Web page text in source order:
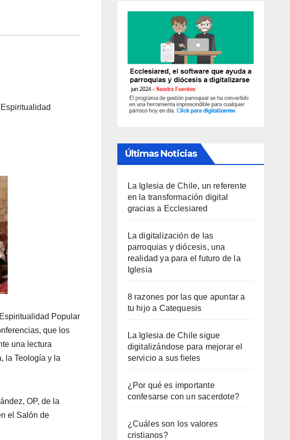
Popular
que los
una lectura
la Teología y la
OP, de la
el Salón de
Últimas Noticias
La Iglesia de Chile, un referente
en la transformación digital
gracias a Ecclesiared
La digitalización de las
parroquias y diócesis, una
realidad ya para el futuro de la
Iglesia
8 razones por las que apuntar a
tu hijo a Catequesis
La Iglesia de Chile sigue
digitalizándose para mejorar el
servicio a sus fieles
¿Por qué es importante
confesarse con un sacerdote?
¿Cuáles son los valores
cristianos?